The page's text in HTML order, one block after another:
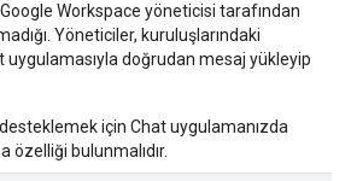
Google Workspace yöneticisi tarafından
Yöneticiler, kuruluşlarındaki
uygulamasıyla doğrudan mesaj yükleyip
için Chat uygulamanızda
bulunmalıdır.